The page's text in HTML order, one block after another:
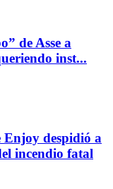
de Asse a
inst...
Enjoy despidió a
incendio fatal